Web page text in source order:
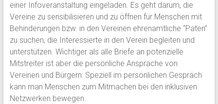
einer Infoveranstaltung eingeladen. Es geht darum, die
Vereine zu sensibilisieren und zu öffnen für Menschen mit
Behinderungen bzw. in den Vereinen ehrenamtliche “Paten”
zu suchen, die Interessierte in den Verein begleiten und
unterstützen. Wichtiger als alle Briefe an potenzielle
Mitstreiter ist aber die persönliche Ansprache von
Vereinen und Bürgern: Speziell im persönlichen Gespräch
kann man Menschen zum Mitmachen bei den inklusiven
Netzwerken bewegen.